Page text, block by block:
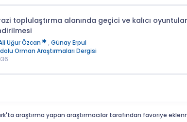
toplulaştırma alanında geçici ve kalıcı
Uğur Özcan , Günay Erpul
Orman Araştırmaları Dergisi
araştırma yapan araştırmacılar tarafından favoriye